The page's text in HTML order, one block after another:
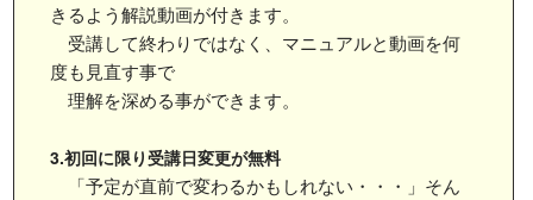
きるよう解説動画が付きます。
受講して終わりではなく、マニュアルと動画を何
度も見直す事で
理解を深める事ができます。
3.初回に限り受講日変更が無料
「予定が直前で変わるかもしれない・・・」そん